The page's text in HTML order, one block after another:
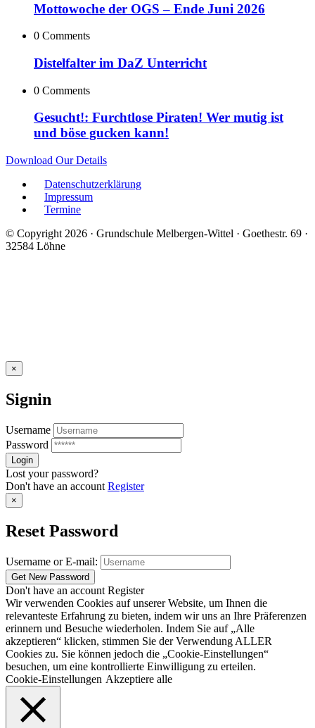
Mottowoche der OGS – Ende Juni 2026
0 Comments
Distelfalter im DaZ Unterricht
0 Comments
Gesucht!: Furchtlose Piraten! Wer mutig ist
und böse gucken kann!
Download Our Details
Datenschutzerklärung
Impressum
Termine
© Copyright 2026 · Grundschule Melbergen-Wittel · Goethestr. 69 ·
32584 Löhne
×
Signin
Username
Password
Lost your password?
Don't have an account Register
×
Reset Password
Username or E-mail:
Don't have an account Register
Wir verwenden Cookies auf unserer Website, um Ihnen die
relevanteste Erfahrung zu bieten, indem wir uns an Ihre Präferenzen
erinnern und Besuche wiederholen. Indem Sie auf „Alle
akzeptieren“ klicken, stimmen Sie der Verwendung ALLER
Cookies zu. Sie können jedoch die „Cookie-Einstellungen“
besuchen, um eine kontrollierte Einwilligung zu erteilen.
Cookie-Einstellungen Akzeptiere alle